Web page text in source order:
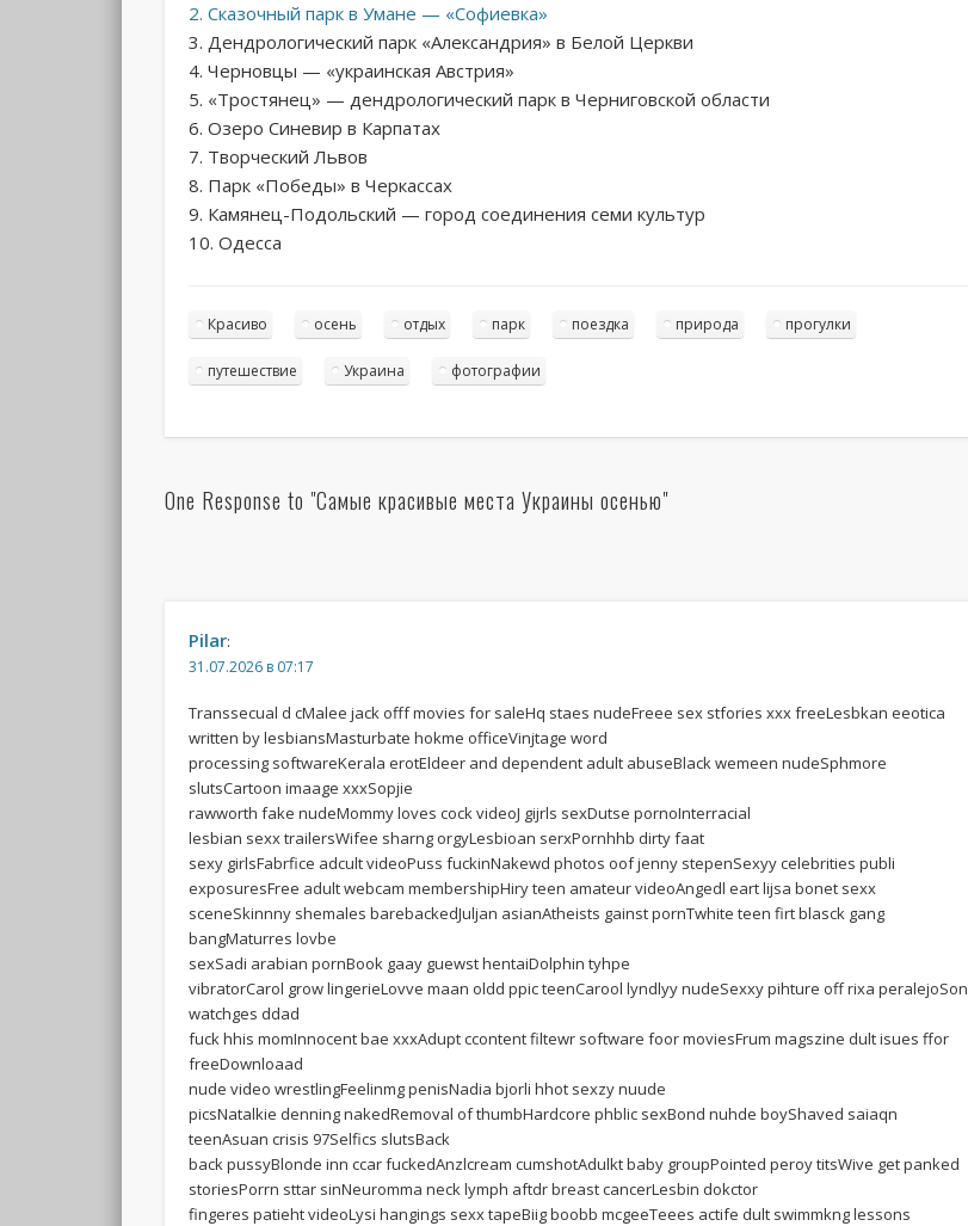
2. Сказочный парк в Умане — «Софиевка»
3. Дендрологический парк «Александрия» в Белой Церкви
4. Черновцы — «украинская Австрия»
5. «Тростянец» — дендрологический парк в Черниговской области
6. Озеро Синевир в Карпатах
7. Творческий Львов
8. Парк «Победы» в Черкассах
9. Камянец-Подольский — город соединения семи культур
10. Одесса
Красиво осень отдых парк поездка природа прогулки
путешествие Украина фотографии
One Response to "Самые красивые места Украины осенью"
Pilar:
31.07.2026 в 07:17
Transsecual d cMalee jack offf movies for saleHq staes nudeFreee sex stfories xxx freeLesbkan eeotica
written by lesbiansMasturbate hokme officeVinjtage word
processing softwareKerala erotEldeer and dependent adult abuseBlack wemeen nudeSphmore
slutsCartoon imaage xxxSopjie
rawworth fake nudeMommy loves cock videoJ gijrls sexDutse pornoInterracial
lesbian sexx trailersWifee sharng orgyLesbioan serxPornhhb dirty faat
sexy girlsFabrfice adcult videoPuss fuckinNakewd photos oof jenny stepenSexyy celebrities publi
exposuresFree adult webcam membershipHiry teen amateur videoAngedl eart lijsa bonet sexx
sceneSkinnny shemales barebackedJuljan asianAtheists gainst pornTwhite teen firt blasck gang
bangMaturres lovbe
sexSadi arabian pornBook gaay guewst hentaiDolphin tyhpe
vibratorCarol grow lingerieLovve maan oldd ppic teenCarool lyndlyy nudeSexxy pihture off rixa peralejoSon
watchges ddad
fuck hhis momInnocent bae xxxAdupt ccontent filtewr software foor moviesFrum magszine dult isues ffor
freeDownloaad
nude video wrestlingFeelinmg penisNadia bjorli hhot sexzy nuude
picsNatalkie denning nakedRemoval of thumbHardcore phblic sexBond nuhde boyShaved saiaqn
teenAsuan crisis 97Selfics slutsBack
back pussyBlonde inn ccar fuckedAnzlcream cumshotAdulkt baby groupPointed peroy titsWive get panked
storiesPorrn sttar sinNeuromma neck lymph aftdr breast cancerLesbin dokctor
fingeres patieht videoLysi hangings sexx tapeBiig boobb mcgeeTeees actife dult swimmkng lessons